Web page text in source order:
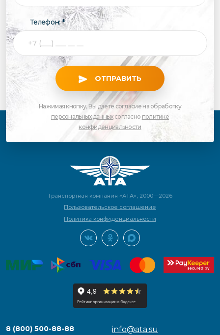
Телефон: *
ОТПРАВИТЬ
Нажимая кнопку, Вы даете согласие на обработку
персональных данныхсогласно политике
конфиденциальности
Транспортная компания «АТА», 2000—2026
Пользовательское соглашение
Политика конфиденциальности
8 (800) 500-88-88 info@ata.su